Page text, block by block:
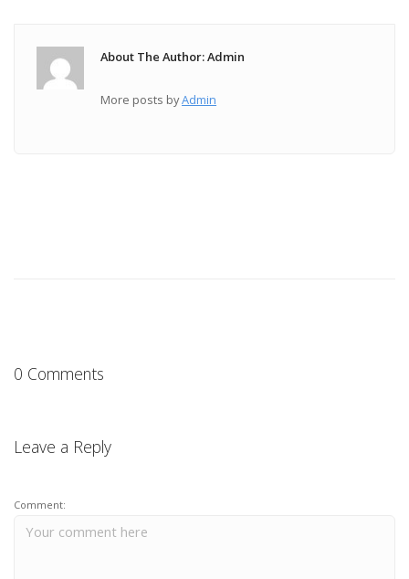
About The Author: Admin
More posts byAdmin
0 Comments
Leave a Reply
Comment: